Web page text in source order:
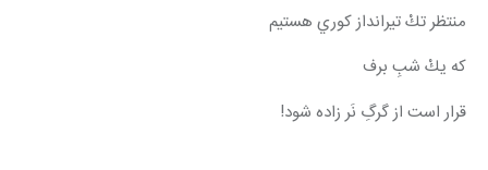
منتظر تكْ تيرانداز كوري هستيم
كه يكْ شبِ برف
قرار است از گرگِ نَر زاده شود!